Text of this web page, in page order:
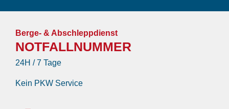
Berge- & Abschleppdienst
NOTFALLNUMMER
24H / 7 Tage
Kein PKW Service